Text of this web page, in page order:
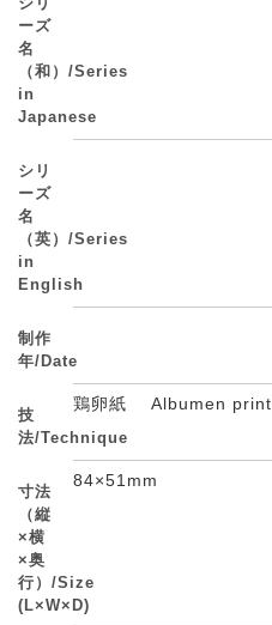
ーズ
名
（和）/Series
in
Japanese
シリ
ーズ
名
（英）/Series
in
English
制作
年/Date
技
法/Technique
鶏卵紙 Albumen print
寸法
（縦
×横
×奥
行）/Size
(L×W×D)
84×51mm